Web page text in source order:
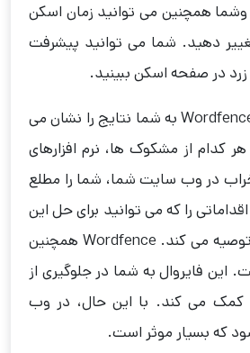
همچنین می توانید زمان اسکن
دهید. شما می توانید پیشرفت
در صفحه اسکن ببینید.
پس از پایان اسکن، Wordfence به شما نتایج را نشان می
کدام از مشکوک ها، نرم افزارهای
در وب سایت شما، شما را مطلع
را که می توانید برای حل این
مسائل انجام دهید، توصیه می کند. Wordfence همچنین
این فایروال به شما در جلوگیری از
می کند. با این حال، در وب
که بسیار موثر است.